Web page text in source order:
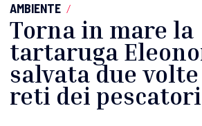
AMBIENTE /
Torna in mare la
tartaruga
salvata due
reti dei pescatori